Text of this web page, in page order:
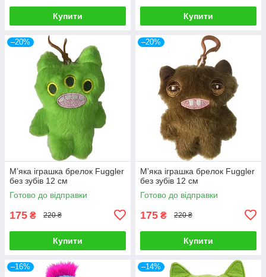
Купити Купити
–20%
Мʼяка іграшка брелок Fuggler
без зубів 12 см
Готово до відправки
175 ₴ 220 ₴
Купити
–20%
Мʼяка іграшка брелок Fuggler
без зубів 12 см
Готово до відправки
175 ₴ 220 ₴
Купити
–16% –14%